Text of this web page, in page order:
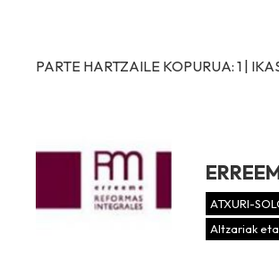
PARTE HARTZAILE KOPURUA: 1 |
ATXURI-
Altzariak